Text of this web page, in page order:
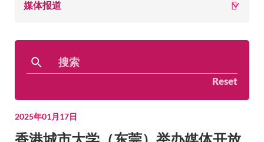
图书馆
屑
媒体报道
Reset
2025年01月17日
香港城市大学（东莞）举办媒体开放